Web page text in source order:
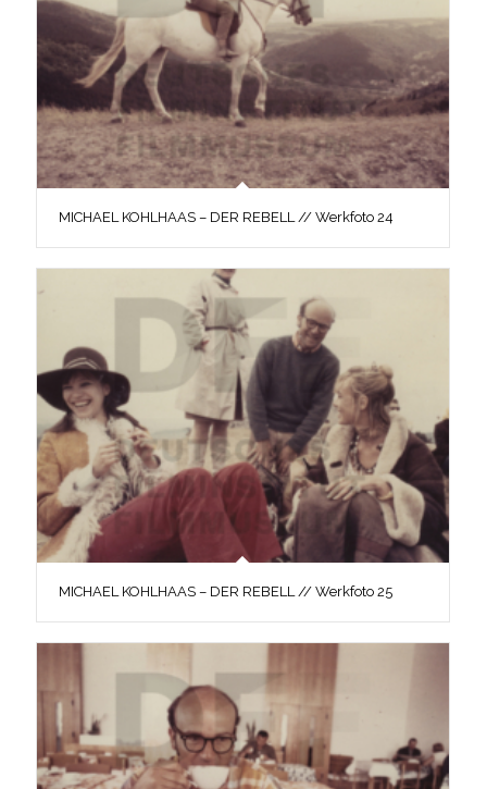
MICHAEL KOHLHAAS – DER REBELL // Werkfoto 24
MICHAEL KOHLHAAS – DER REBELL // Werkfoto 25